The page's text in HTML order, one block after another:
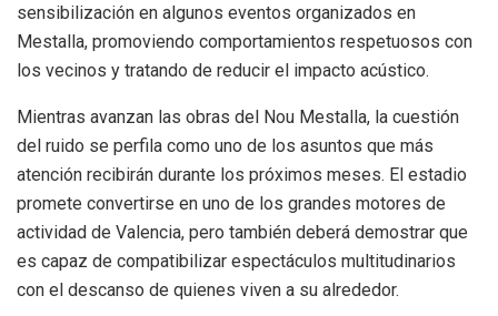
sensibilización en algunos eventos organizados en
Mestalla, promoviendo comportamientos respetuosos con
los vecinos y tratando de reducir el impacto acústico.
Mientras avanzan las obras del Nou Mestalla, la cuestión
del ruido se perfila como uno de los asuntos que más
atención recibirán durante los próximos meses. El estadio
promete convertirse en uno de los grandes motores de
actividad de Valencia, pero también deberá demostrar que
es capaz de compatibilizar espectáculos multitudinarios
con el descanso de quienes viven a su alrededor.